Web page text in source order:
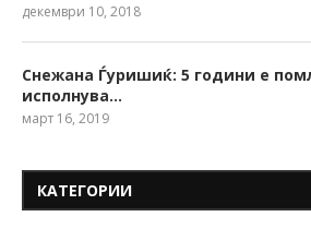
декември 10, 2018
Снежана Ѓуришиќ: 5 години е
исполнува…
март 16, 2019
КАТЕГОРИИ